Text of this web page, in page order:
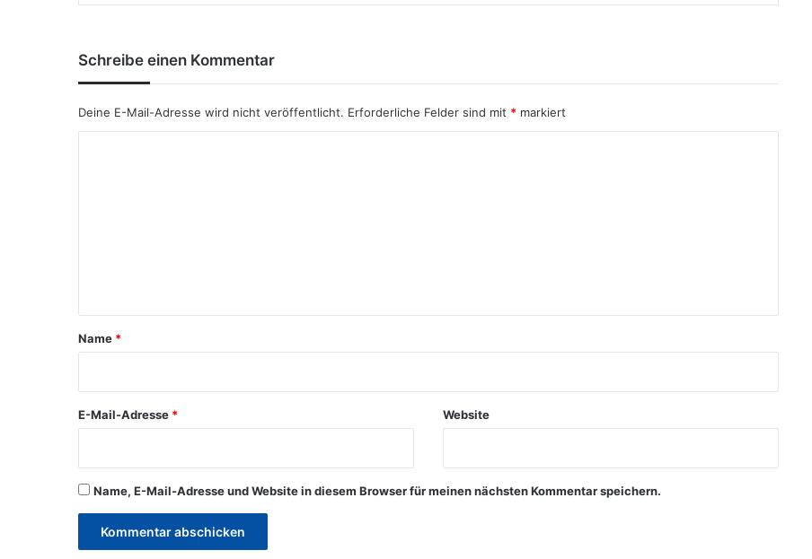
Schreibe einen Kommentar
Deine E-Mail-Adresse wird nicht veröffentlicht. Erforderliche Felder sind mit * markiert
a
Name *
E-Mail-Adresse * Website
Name, E-Mail-Adresse und Website in diesem Browser für meinen nächsten Kommentar speichern.